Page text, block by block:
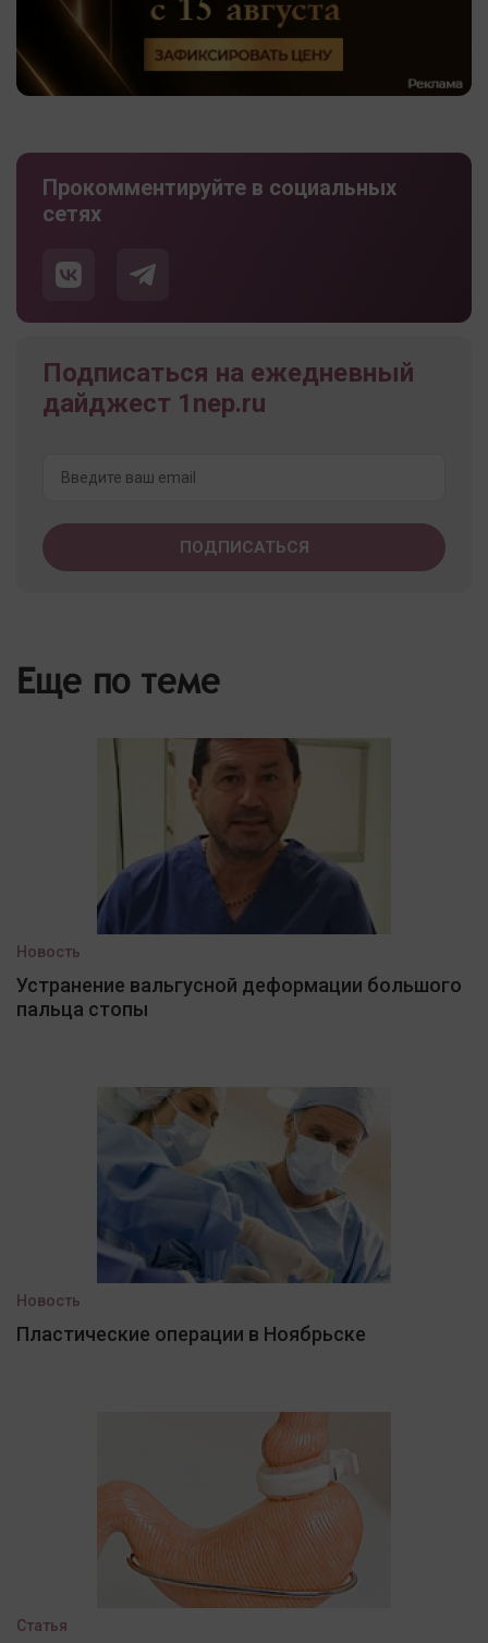
Прокомментируйте в социальных
сетях
Подписаться на ежедневный
дайджест 1nep.ru
Еще по теме
Новость
Устранение вальгусной деформации большого
пальца стопы
Новость
Пластические операции в Ноябрьске
Статья